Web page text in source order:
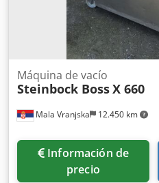
Mala Vranjska 12.450 km
Máquina de vacío
Steinbock BossX 660
Información de
precio